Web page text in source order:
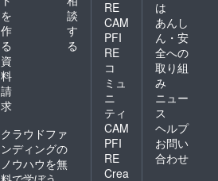
を
作
る
談
す
る
資
料
請
求
クラウドファ
ンディングの
ノウハウを無
RE
CAM
PFI
RE
コ
ミュ
ニ
ティ
CAM
PFI
RE
Crea
は
あんし
ん・安
全への
取り組
み
ニュー
ス
ヘルプ
お問い
合わせ